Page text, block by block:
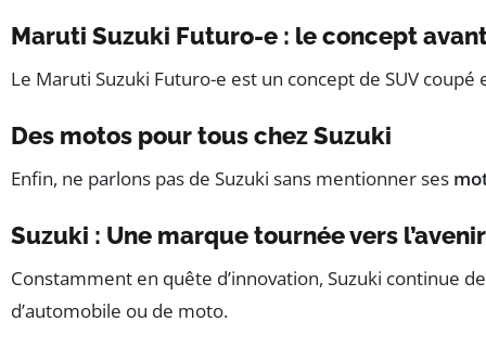
Maruti Suzuki Futuro-e : le concept
Le Maruti Suzuki Futuro-e est un concept de SUV
Des motos pour tous chez Suzuki
Enfin, ne parlons pas de Suzuki sans mentionner ses
Suzuki : Une marque tournée vers l’avenir
Constamment en quête d’innovation, Suzuki continue
d’automobile ou de moto.